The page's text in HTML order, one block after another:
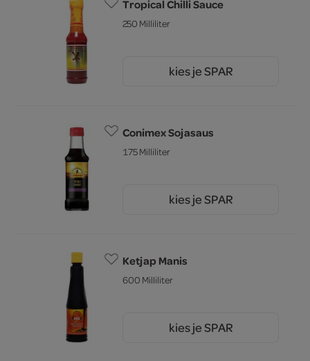
Tropical Chilli Sauce
250 Milliliter
kies je SPAR
Conimex Sojasaus
175 Milliliter
kies je SPAR
Ketjap Manis
600 Milliliter
kies je SPAR